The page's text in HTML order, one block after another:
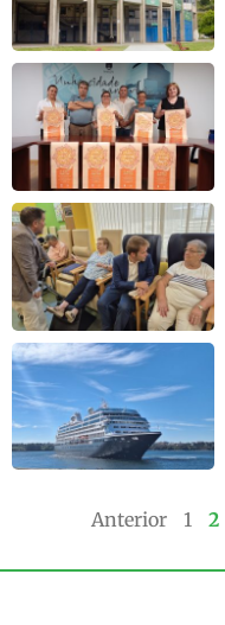
Anterior 1 2